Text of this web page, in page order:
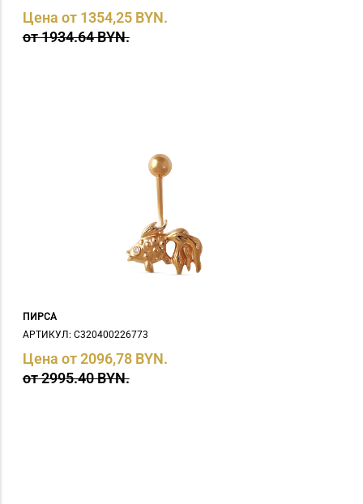
Цена от 1354,25 BYN.
от 1934.64 BYN.
ПИРСА
АРТИКУЛ: С320400226773
Цена от 2096,78 BYN.
от 2995.40 BYN.